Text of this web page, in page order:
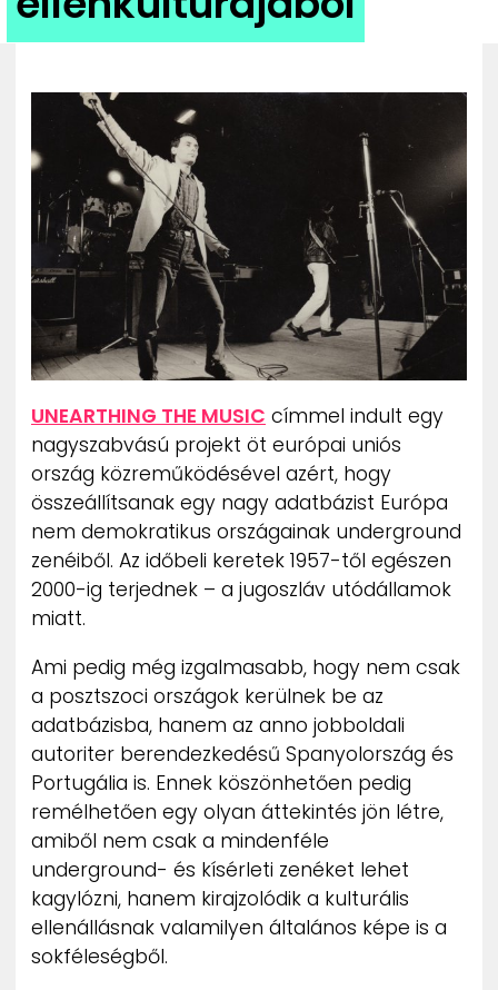
ZENE
IMPRESSZUM
PR-ARCHÍVUM
ADATKEZELÉSI TÁJÉKOZTATÓ
UNEARTHING THE MUSIC címmel indult egy
nagyszabvású projekt öt európai uniós
ország közreműködésével azért, hogy
összeállítsanak egy nagy adatbázist Európa
nem demokratikus országainak underground
zenéiből. Az időbeli keretek 1957-től egészen
2000-ig terjednek – a jugoszláv utódállamok
miatt.
Ami pedig még izgalmasabb, hogy nem csak
a posztszoci országok kerülnek be az
adatbázisba, hanem az anno jobboldali
autoriter berendezkedésű Spanyolország és
Portugália is. Ennek köszönhetően pedig
remélhetően egy olyan áttekintés jön létre,
amiből nem csak a mindenféle
underground- és kísérleti zenéket lehet
kagylózni, hanem kirajzolódik a kulturális
ellenállásnak valamilyen általános képe is a
sokféleségből.